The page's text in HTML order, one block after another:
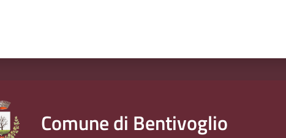
Comune di Bentivoglio